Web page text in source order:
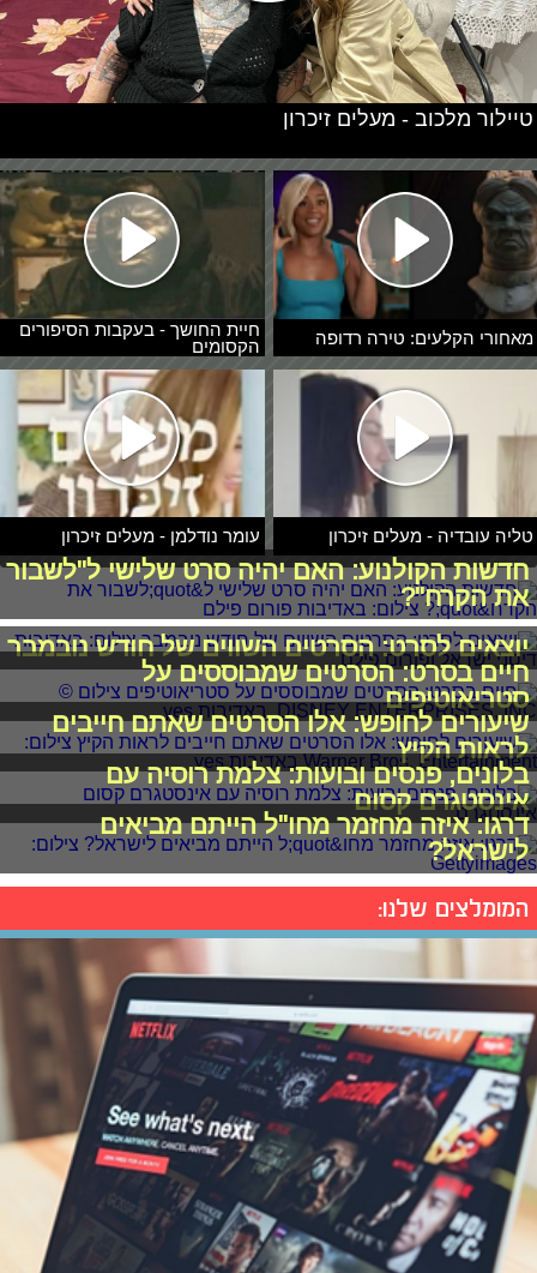
מאחורי הקלעים: טירה רדופה
חיית החושך - בעקבות הסיפורים
הקסומים
טליה עובדיה - מעלים זיכרון עומר נודלמן - מעלים זיכרון
טיילור מלכוב - מעלים זיכרון
חדשות הקולנוע: האם יהיה סרט שלישי ל"לשבור
את הקרח"?
יוצאים לסרט: הסרטים השווים של חודש נובמבר
חיים בסרט: הסרטים שמבוססים על
סטריאוטיפים
שיעורים לחופש: אלו הסרטים שאתם חייבים
לראות הקיץ
בלונים, פנסים ובועות: צלמת רוסיה עם
אינסטגרם קסום
דרגו: איזה מחזמר מחו"ל הייתם מביאים
לישראל?
המומלצים שלנו: